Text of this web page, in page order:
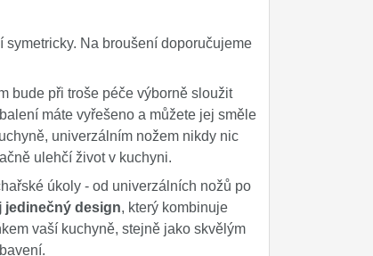
Na broušení doporučujeme
bude při troše péče výborně sloužit
máte vyřešeno a můžete jej směle
univerzálním nožem nikdy nic
ulehčí život v kuchyni.
úkoly - od univerzálních nožů po
jedinečný design, který kombinuje
vaší kuchyně, stejně jako skvělým